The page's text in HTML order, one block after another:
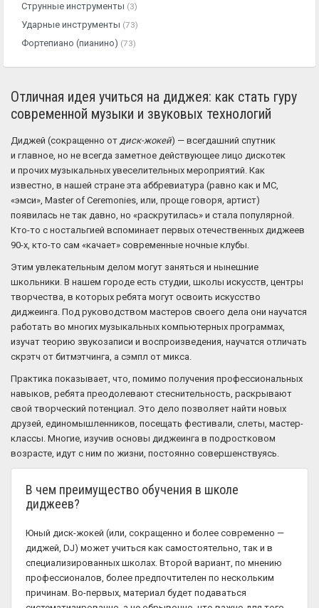
Струнные инструменты (3)
Ударные инструменты (73)
Фортепиано (пианино) (73)
Отличная идея учиться на диджея: как стать гуру
современной музыки и звуковых технологий
Диджей (сокращенно от диск-жокей) — всегдашний спутник
и главное, но не всегда заметное действующее лицо дискотек
и прочих музыкальных увеселительных мероприятий. Как
известно, в нашей стране эта аббревиатура (равно как и MC,
«эмси», Master of Ceremonies, или, проще говоря, артист)
появилась не так давно, но «раскрутилась» и стала популярной.
Кто-то с ностальгией вспоминает первых отечественных диджеев
90-х, кто-то сам «качает» современные ночные клубы.
Этим увлекательным делом могут заняться и нынешние
школьники. В нашем городе есть студии, школы искусств, центры
творчества, в которых ребята могут освоить искусство
диджеинга. Под руководством мастеров своего дела они научатся
работать во многих музыкальных компьютерных программах,
изучат теорию звукозаписи и воспроизведения, научатся отличать
скрэтч от битмэтчинга, а сэмпл от микса.
Практика показывает, что, помимо получения профессиональных
навыков, ребята преодолевают стеснительность, раскрывают
свой творческий потенциал. Это дело позволяет найти новых
друзей, единомышленников, посещать фестивали, слеты, мастер-
классы. Многие, изучив основы диджеинга в подростковом
возрасте, идут с ним по жизни, постоянно совершенствуясь.
В чем преимущество обучения в школе
диджеев?
Юный диск-жокей (или, сокращенно и более современно —
диджей, DJ) может учиться как самостоятельно, так и в
специализированных школах. Второй вариант, по мнению
профессионалов, более предпочтителен по нескольким
причинам. Во-первых, материал будет подаваться